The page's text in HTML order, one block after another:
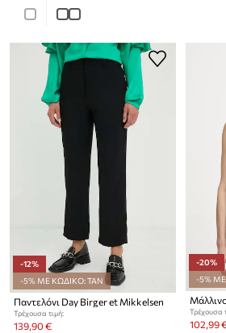
-12%
-5% ΜΕ ΚΩΔΙΚΟ: TAN
Παντελόνι Day Birger et Mikkelsen
Τρέχουσα τιμή:
139,90 €
-20%
-5%
Τρέχουσα
102,99